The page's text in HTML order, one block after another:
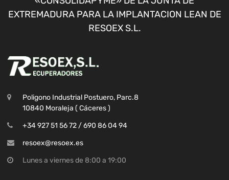
EXTREMADURA PARA LA IMPLANTACION LEAN DE
RESOEX S.L.
Poligono Industrial Postuero, Parc.8
10840 Moraleja ( Cáceres )
+34 927 51 56 72 / 690 86 04 94
resoex@resoex.es
Lunes a viernes de 8:00 a 19:00